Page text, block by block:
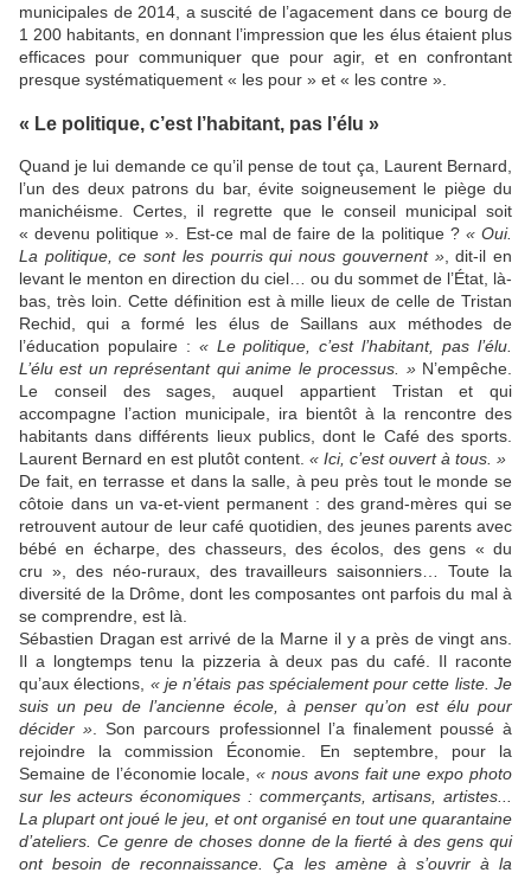
municipales de 2014, a suscité de l’agacement dans ce bourg de
1 200 habitants, en donnant l’impression que les élus étaient plus
efficaces pour communiquer que pour agir, et en confrontant
presque systématiquement « les pour » et « les contre ».
« Le politique, c’est l’habitant, pas l’élu »
Quand je lui demande ce qu’il pense de tout ça, Laurent Bernard,
l’un des deux patrons du bar, évite soigneusement le piège du
manichéisme. Certes, il regrette que le conseil municipal soit
« devenu politique ». Est-ce mal de faire de la politique ? « Oui.
La politique, ce sont les pourris qui nous gouvernent », dit-il en
levant le menton en direction du ciel… ou du sommet de l’État, là-
bas, très loin. Cette définition est à mille lieux de celle de Tristan
Rechid, qui a formé les élus de Saillans aux méthodes de
l’éducation populaire : « Le politique, c’est l’habitant, pas l’élu.
L’élu est un représentant qui anime le processus. »N’empêche.
Le conseil des sages, auquel appartient Tristan et qui
accompagne l’action municipale, ira bientôt à la rencontre des
habitants dans différents lieux publics, dont le Café des sports.
Laurent Bernard en est plutôt content. « Ici, c’est ouvert à tous. »
De fait, en terrasse et dans la salle, à peu près tout le monde se
côtoie dans un va-et-vient permanent : des grand-mères qui se
retrouvent autour de leur café quotidien, des jeunes parents avec
bébé en écharpe, des chasseurs, des écolos, des gens « du
cru », des néo-ruraux, des travailleurs saisonniers… Toute la
diversité de la Drôme, dont les composantes ont parfois du mal à
se comprendre, est là.
Sébastien Dragan est arrivé de la Marne il y a près de vingt ans.
Il a longtemps tenu la pizzeria à deux pas du café. Il raconte
qu’aux élections, « je n’étais pas spécialement pour cette liste. Je
suis un peu de l’ancienne école, à penser qu’on est élu pour
décider ». Son parcours professionnel l’a finalement poussé à
rejoindre la commission Économie. En septembre, pour la
Semaine de l’économie locale,« nous avons fait une expo photo
sur les acteurs économiques : commerçants, artisans, artistes...
La plupart ont joué le jeu, et ont organisé en tout une quarantaine
d’ateliers. Ce genre de choses donne de la fierté à des gens qui
ont besoin de reconnaissance. Ça les amène à s’ouvrir à la